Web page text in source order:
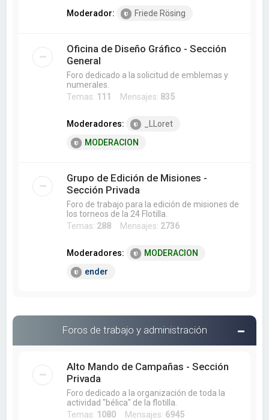
Moderador: Friede Rösing
Oficina de Diseño Gráfico - Sección
General
Foro dedicado a la solicitud de emblemas y
numerales.
Temas: 111 Mensajes: 835
Moderadores:
_LLoret
MODERACION
Grupo de Edición de Misiones -
Sección Privada
Foro de trabajo para la edición de misiones de
los torneos de la 24 Flotilla.
Temas: 288 Mensajes: 2736
Moderadores:
MODERACION
ender
Foros de trabajo y administración
Alto Mando de Campañas - Sección
Privada
Foro dedicado a la organización de toda la
actividad "bélica" de la flotilla.
Temas: 1080 Mensajes: 6945